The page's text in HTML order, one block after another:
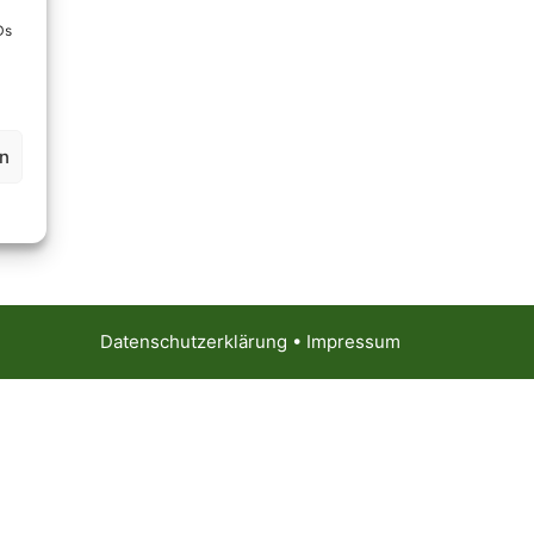
Datenschutzerklärung • Impressum